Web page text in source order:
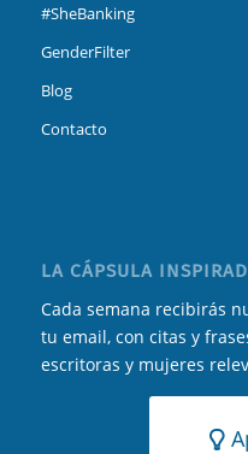
#SheBanking
GenderFilter
Blog
Contacto
LA CÁPSULA
Cada semana recibirás
tu email, con citas y
escritoras y mujeres